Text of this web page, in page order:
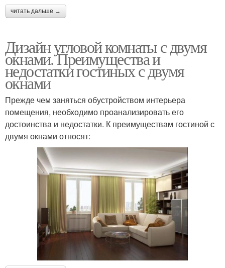
читать дальше →
Дизайн угловой комнаты с двумя
окнами. Преимущества и
недостатки гостиных с двумя
окнами
Прежде чем заняться обустройством интерьера
помещения, необходимо проанализировать его
достоинства и недостатки. К преимуществам гостиной с
двумя окнами относят: